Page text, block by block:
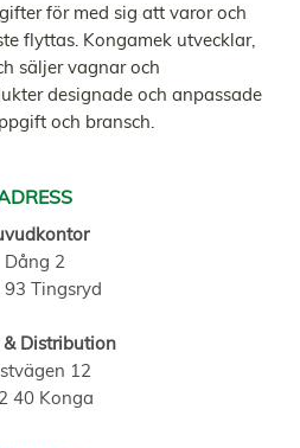
för med sig att varor och
flyttas. Kongamek utvecklar,
säljer vagnar och
designade och anpassade
och bransch.
Dång 2
93 Tingsryd
& Distribution
12
40 Konga